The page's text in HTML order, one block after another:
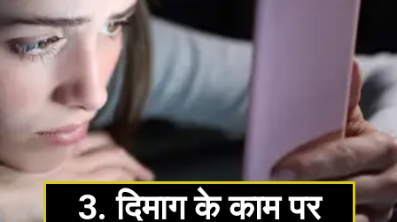
3. दिमाग के काम पर